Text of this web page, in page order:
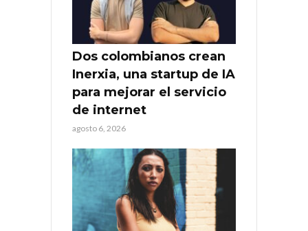
Dos colombianos crean
Inerxia, una startup de IA
para mejorar el servicio
de internet
agosto 6, 2026